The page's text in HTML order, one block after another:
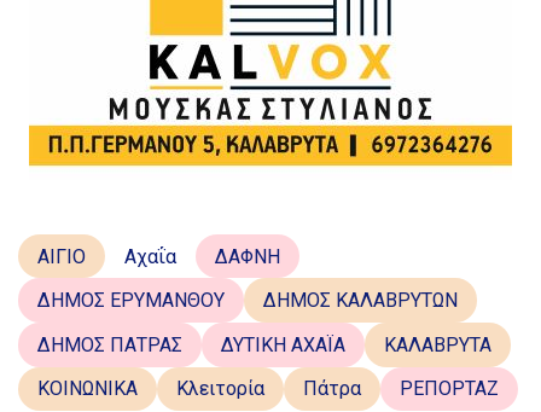
ΑΙΓΙΟ Αχαΐα
ΔΑΦΝΗ
ΔΗΜΟΣ ΕΡΥΜΑΝΘΟΥ
ΔΗΜΟΣ ΚΑΛΑΒΡΥΤΩΝ
ΔΗΜΟΣ ΠΑΤΡΑΣ
ΔΥΤΙΚΗ ΑΧΑΪΑ
ΚΑΛΑΒΡΥΤΑ
ΚΟΙΝΩΝΙΚΑ
Κλειτορία Πάτρα
ΡΕΠΟΡΤΑΖ